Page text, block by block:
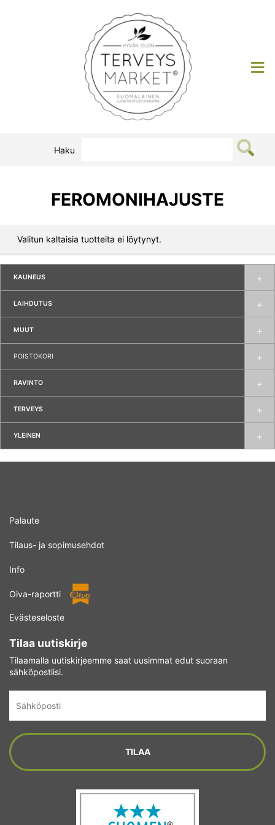
Terveysmarket
Haku
KAUNEUS
LAIHDUTUS
MUUT
POISTOKORI
RAVINTO
TERVEYS
YLEINEN
FEROMONIHAJUSTE
Valitun kaltaisia tuotteita ei löytynyt.
Palaute
Tilaus- ja sopimusehdot
Info
Oiva-raportti
Evästeseloste
Tilaa uutiskirje
Tilaamalla uutiskirjeemme saat uusimmat edut suoraan
sähköpostiisi.